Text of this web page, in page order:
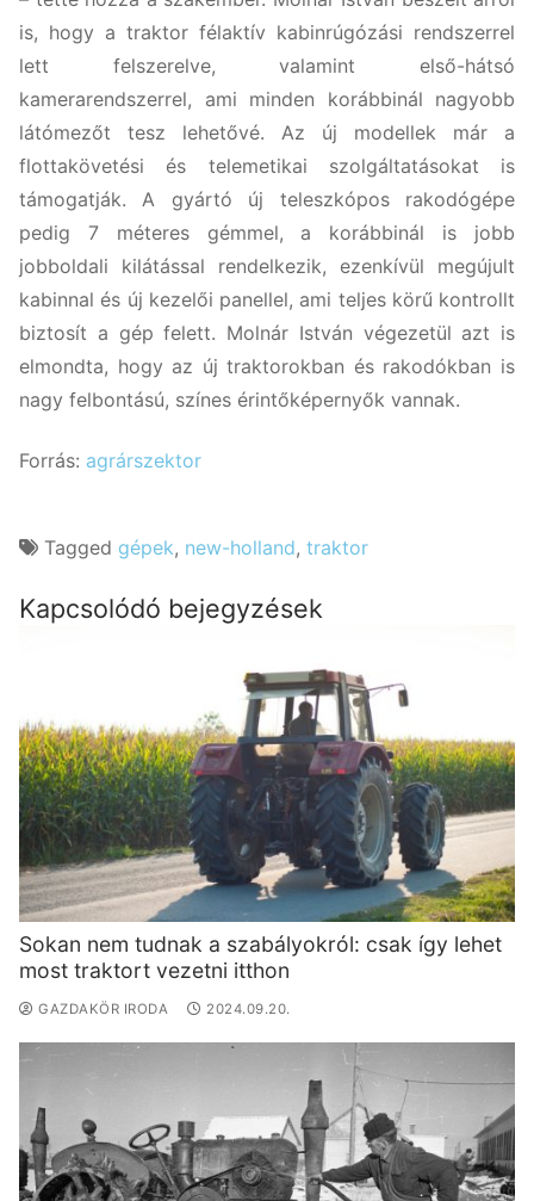
is, hogy a traktor félaktív kabinrúgózási rendszerrel
lett felszerelve, valamint első-hátsó
kamerarendszerrel, ami minden korábbinál nagyobb
látómezőt tesz lehetővé. Az új modellek már a
flottakövetési és telemetikai szolgáltatásokat is
támogatják. A gyártó új teleszkópos rakodógépe
pedig 7 méteres gémmel, a korábbinál is jobb
jobboldali kilátással rendelkezik, ezenkívül megújult
kabinnal és új kezelői panellel, ami teljes körű kontrollt
biztosít a gép felett. Molnár István végezetül azt is
elmondta, hogy az új traktorokban és rakodókban is
nagy felbontású, színes érintőképernyők vannak.
Forrás: agrárszektor
Tagged gépek, new-holland, traktor
Kapcsolódó bejegyzések
Sokan nem tudnak a szabályokról: csak így lehet
most traktort vezetni itthon
GAZDAKÖR IRODA 2024.09.20.